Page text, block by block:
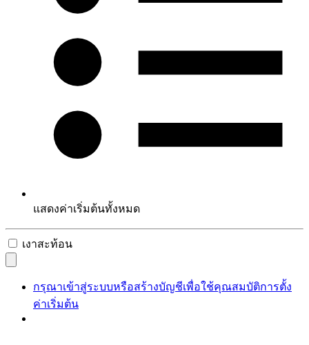
แสดงค่าเริ่มต้นทั้งหมด
เงาสะท้อน
กรุณาเข้าสู่ระบบหรือสร้างบัญชีเพื่อใช้คุณสมบัติการตั้ง
ค่าเริ่มต้น